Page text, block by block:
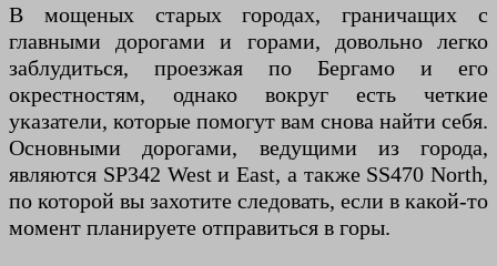
В мощеных старых городах, граничащих с
главными дорогами и горами, довольно легко
заблудиться, проезжая по Бергамо и его
окрестностям, однако вокруг есть четкие
указатели, которые помогут вам снова найти себя.
Основными дорогами, ведущими из города,
являются SP342 West и East, а также SS470 North,
по которой вы захотите следовать, если в какой-то
момент планируете отправиться в горы.